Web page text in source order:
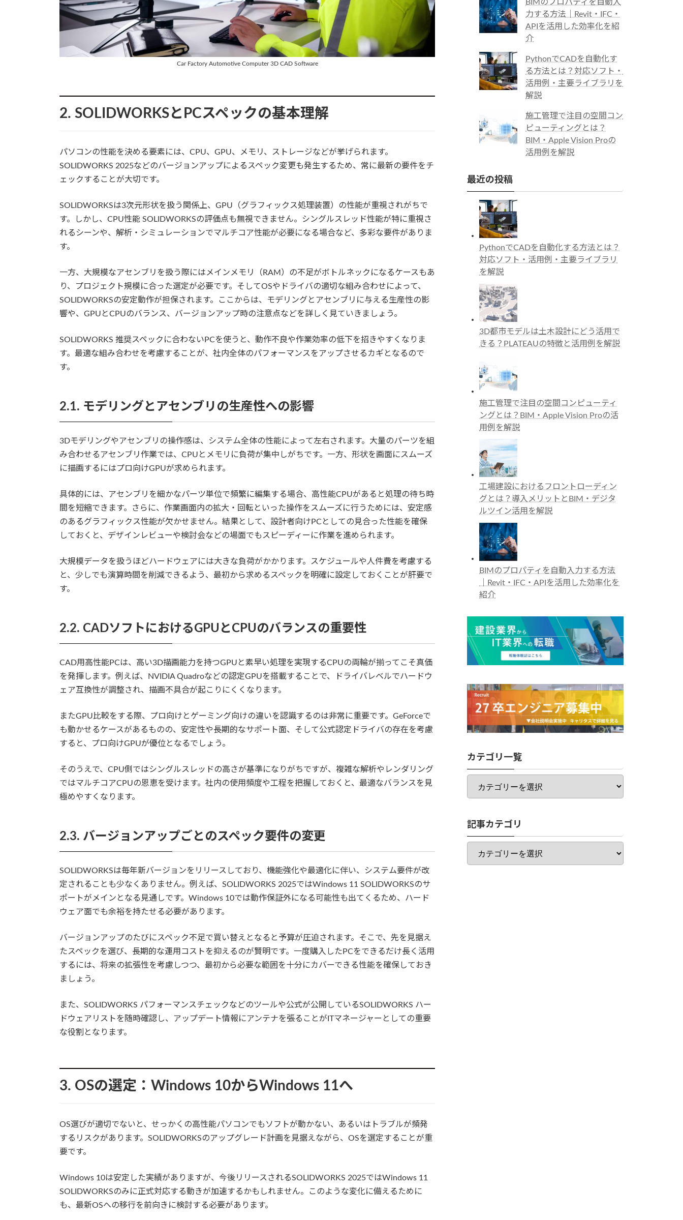
Car Factory Automotive Computer 3D CAD Software
2. SOLIDWORKSとPCスペックの基本理解
パソコンの性能を決める要素には、CPU、GPU、メモリ、ストレージなどが挙げられます。
SOLIDWORKS 2025などのバージョンアップによるスペック変更も発生するため、常に最新の要件をチ
ェックすることが大切です。
SOLIDWORKSは3次元形状を扱う関係上、GPU（グラフィックス処理装置）の性能が重視されがちで
す。しかし、CPU性能 SOLIDWORKSの評価点も無視できません。シングルスレッド性能が特に重視さ
れるシーンや、解析・シミュレーションでマルチコア性能が必要になる場合など、多彩な要件がありま
す。
一方、大規模なアセンブリを扱う際にはメインメモリ（RAM）の不足がボトルネックになるケースもあ
り、プロジェクト規模に合った選定が必要です。そしてOSやドライバの適切な組み合わせによって、
SOLIDWORKSの安定動作が担保されます。ここからは、モデリングとアセンブリに与える生産性の影
響や、GPUとCPUのバランス、バージョンアップ時の注意点などを詳しく見ていきましょう。
SOLIDWORKS 推奨スペックに合わないPCを使うと、動作不良や作業効率の低下を招きやすくなりま
す。最適な組み合わせを考慮することが、社内全体のパフォーマンスをアップさせるカギとなるので
す。
2.1. モデリングとアセンブリの生産性への影響
3Dモデリングやアセンブリの操作感は、システム全体の性能によって左右されます。大量のパーツを組
み合わせるアセンブリ作業では、CPUとメモリに負荷が集中しがちです。一方、形状を画面にスムーズ
に描画するにはプロ向けGPUが求められます。
具体的には、アセンブリを細かなパーツ単位で頻繁に編集する場合、高性能CPUがあると処理の待ち時
間を短縮できます。さらに、作業画面内の拡大・回転といった操作をスムーズに行うためには、安定感
のあるグラフィックス性能が欠かせません。結果として、設計者向けPCとしての見合った性能を確保
しておくと、デザインレビューや検討会などの場面でもスピーディーに作業を進められます。
大規模データを扱うほどハードウェアには大きな負荷がかかります。スケジュールや人件費を考慮する
と、少しでも演算時間を削減できるよう、最初から求めるスペックを明確に設定しておくことが肝要で
す。
2.2. CADソフトにおけるGPUとCPUのバランスの重要性
CAD用高性能PCは、高い3D描画能力を持つGPUと素早い処理を実現するCPUの両輪が揃ってこそ真価
を発揮します。例えば、NVIDIA Quadroなどの認定GPUを搭載することで、ドライバレベルでハードウ
ェア互換性が調整され、描画不具合が起こりにくくなります。
またGPU比較をする際、プロ向けとゲーミング向けの違いを認識するのは非常に重要です。GeForceで
も動かせるケースがあるものの、安定性や長期的なサポート面、そして公式認定ドライバの存在を考慮
すると、プロ向けGPUが優位となるでしょう。
そのうえで、CPU側ではシングルスレッドの高さが基準になりがちですが、複雑な解析やレンダリング
ではマルチコアCPUの恩恵を受けます。社内の使用頻度や工程を把握しておくと、最適なバランスを見
極めやすくなります。
2.3. バージョンアップごとのスペック要件の変更
SOLIDWORKSは毎年新バージョンをリリースしており、機能強化や最適化に伴い、システム要件が改
定されることも少なくありません。例えば、SOLIDWORKS 2025ではWindows 11 SOLIDWORKSのサ
ポートがメインとなる見通しです。Windows 10では動作保証外になる可能性も出てくるため、ハード
ウェア面でも余裕を持たせる必要があります。
バージョンアップのたびにスペック不足で買い替えとなると予算が圧迫されます。そこで、先を見据え
たスペックを選び、長期的な運用コストを抑えるのが賢明です。一度購入したPCをできるだけ長く活用
するには、将来の拡張性を考慮しつつ、最初から必要な範囲を十分にカバーできる性能を確保しておき
ましょう。
また、SOLIDWORKS パフォーマンスチェックなどのツールや公式が公開しているSOLIDWORKS ハー
ドウェアリストを随時確認し、アップデート情報にアンテナを張ることがITマネージャーとしての重要
な役割となります。
3. OSの選定：Windows 10からWindows 11へ
OS選びが適切でないと、せっかくの高性能パソコンでもソフトが動かない、あるいはトラブルが頻発
するリスクがあります。SOLIDWORKSのアップグレード計画を見据えながら、OSを選定することが重
要です。
Windows 10は安定した実績がありますが、今後リリースされるSOLIDWORKS 2025ではWindows 11
SOLIDWORKSのみに正式対応する動きが加速するかもしれません。このような変化に備えるために
も、最新OSへの移行を前向きに検討する必要があります。
BIMのプロパティを自動入
力する方法｜Revit・IFC・
APIを活用した効率化を紹
介
PythonでCADを自動化す
る方法とは？対応ソフト・
活用例・主要ライブラリを
解説
施工管理で注目の空間コン
ピューティングとは？
BIM・Apple Vision Proの
活用例を解説
最近の投稿
PythonでCADを自動化する方法とは？
対応ソフト・活用例・主要ライブラリ
を解説
3D都市モデルは土木設計にどう活用で
きる？PLATEAUの特徴と活用例を解説
施工管理で注目の空間コンピューティ
ングとは？BIM・Apple Vision Proの活
用例を解説
工場建設におけるフロントローディン
グとは？導入メリットとBIM・デジタ
ルツイン活用を解説
BIMのプロパティを自動入力する方法
｜Revit・IFC・APIを活用した効率化を
紹介
カテゴリ一覧
カ
ゴ
一
覧
記事カテゴリ
記
カ